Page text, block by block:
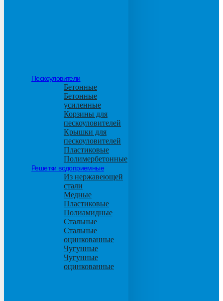
Пескоуловители
Бетонные
Бетонные
усиленные
Корзины для
пескоуловителей
Крышки для
пескоуловителей
Пластиковые
Полимербетонные
Решетки водоприемные
Из нержавеющей
стали
Медные
Пластиковые
Полиамидные
Стальные
Стальные
оцинкованные
Чугунные
Чугунные
оцинкованные